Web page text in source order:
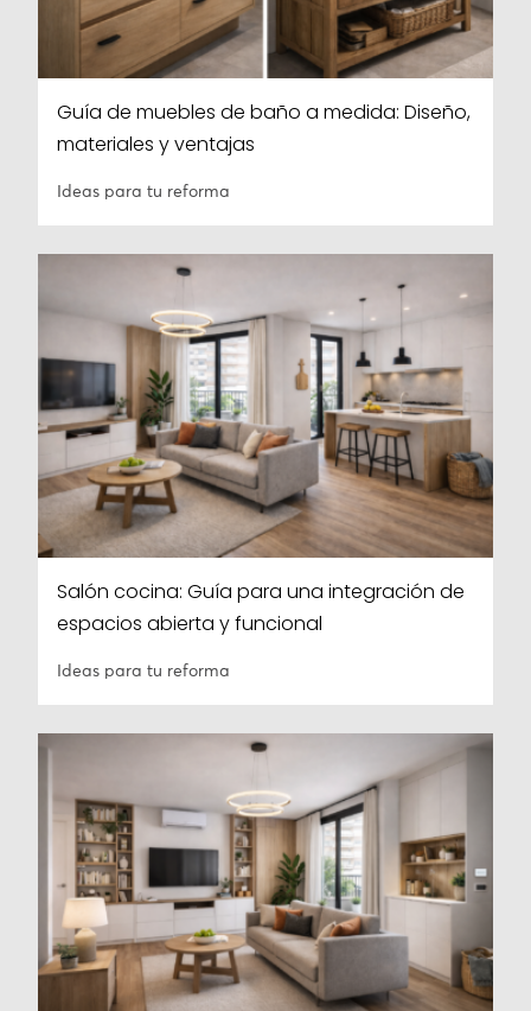
Guía de muebles de baño a medida: Diseño,
materiales y ventajas
Ideas para tu reforma
Salón cocina: Guía para una integración de
espacios abierta y funcional
Ideas para tu reforma